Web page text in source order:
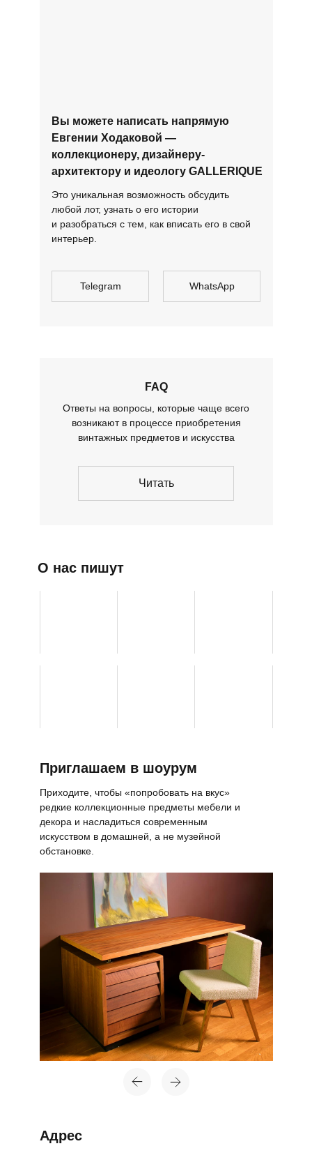
Telegram WhatsApp
Это уникальная возможность обсудить
любой лот, узнать о его истории
и разобраться с тем, как вписать его в свой
интерьер.
FAQ
Ответы на вопросы, которые чаще всего
возникают в процессе приобретения
винтажных предметов и искусства
Вы можете написать напрямую
Евгении Ходаковой —
коллекционеру, дизайнеру-
архитектору и идеологу GALLERIQUE
Адрес
Приглашаем в шоурум
Читать
О нас пишут
Приходите, чтобы «попробовать на вкус»
редкие коллекционные предметы мебели и
декора и насладиться современным
искусством в домашней, а не музейной
обстановке.